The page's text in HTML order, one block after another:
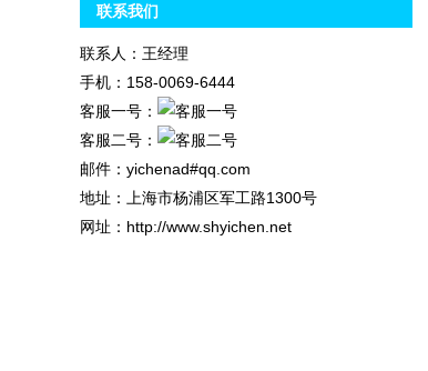
联系我们
联系人：王经理
手机：158-0069-6444
客服一号：
客服二号：
邮件：yichenad#qq.com
地址：上海市杨浦区军工路1300号
网址：http://www.shyichen.net